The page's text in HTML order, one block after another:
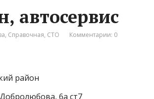
автосервис
, Справочная, СТО Комментарии: 0
район
6а ст7